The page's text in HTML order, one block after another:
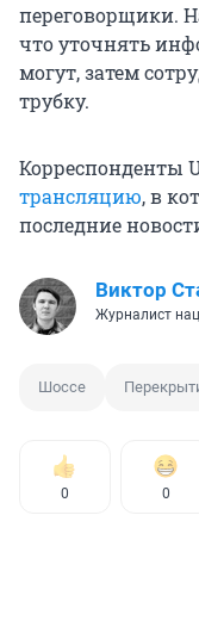
переговорщики.
что уточнять
могут, затем
трубку.
Корреспонденты
трансляцию, в
последние
Виктор
Журналист
Шоссе
0 0